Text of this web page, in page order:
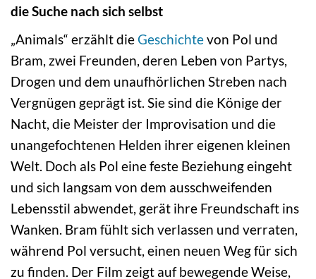
die Suche nach sich selbst
„Animals“ erzählt dieGeschichtevon Pol und
Bram, zwei Freunden, deren Leben von Partys,
Drogen und dem unaufhörlichen Streben nach
Vergnügen geprägt ist. Sie sind die Könige der
Nacht, die Meister der Improvisation und die
unangefochtenen Helden ihrer eigenen kleinen
Welt. Doch als Pol eine feste Beziehung eingeht
und sich langsam von dem ausschweifenden
Lebensstil abwendet, gerät ihre Freundschaft ins
Wanken. Bram fühlt sich verlassen und verraten,
während Pol versucht, einen neuen Weg für sich
zu finden. Der Film zeigt auf bewegende Weise,